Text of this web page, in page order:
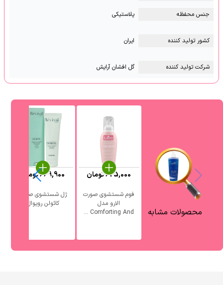
جنس محفظه پلاستیکی
کشور تولید کننده ایران
شرکت تولید کننده گل افشان آرایش
محصولات مشابه
فوم شستشوی صورت
الارو مدل
Comforting And ...
625,000تومان
ژل شستشوی صورت
کائولن رویوال
669,900تومان